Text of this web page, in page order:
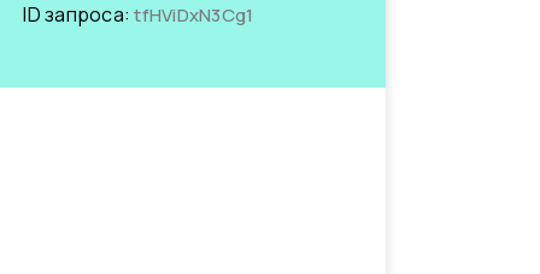
ID запроса:tfHViDxN3Cg1